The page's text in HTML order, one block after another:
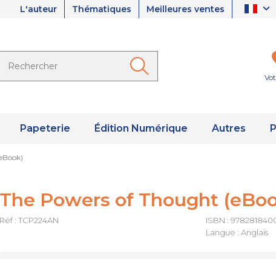
L'auteur Thématiques Meilleures ventes
Papeterie Édition Numérique Autres
The Powers of Thought
Réf : TCP224AN
ISBN :
Langue : Anglais